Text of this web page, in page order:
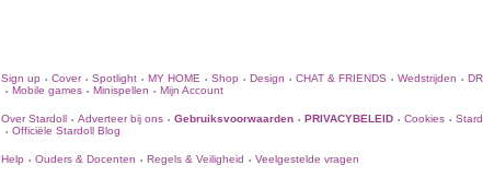
Sign up • Cover • Spotlight • MY HOME • Shop • Design • CHAT & FRIENDS • Wedstrijden •
• Mobile games • Minispellen • Mijn Account
Over Stardoll • Adverteer bij ons • Gebruiksvoorwaarden • PRIVACYBELEID • Cookies •
• Officiële Stardoll Blog
Help • Ouders & Docenten • Regels & Veiligheid • Veelgestelde vragen